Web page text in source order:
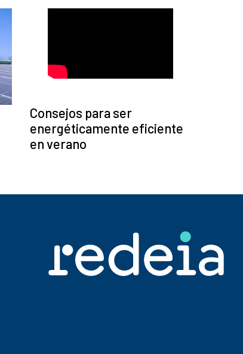
Consejos para ser
energéticamente eficiente
en verano